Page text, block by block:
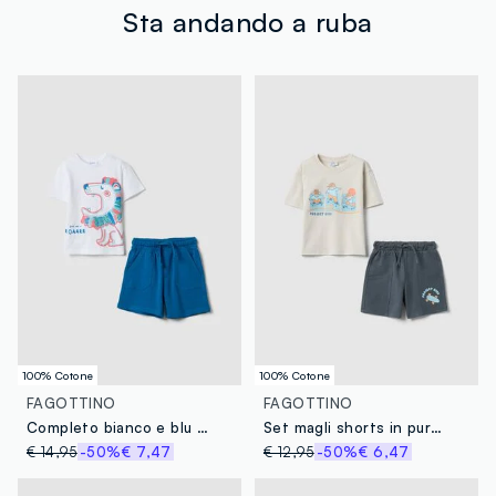
tuoi prodotti in negozio, il servizio è sempre gratuito.
Sta andando a ruba
100% Cotone
FAGOTTINO
Completo bianco e blu in puro cotone con t-shirt e shorts per bimbo regular fit
€ 14,95-50%€ 7,47
100% Cotone
FAGOTTINO
Set magli shorts in puro cotone multicolor da bimbo con stampe
€ 12,95 -50%€ 6,47